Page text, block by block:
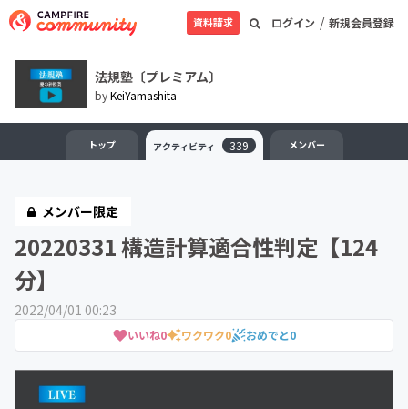
ログイン / 新規会員登録
資料請求
法規塾〔プレミアム〕
byKeiYamashita
トップ アクティビティ 339 メンバー
メンバー限定
20220331 構造計算適合性判定【124
分】
2022/04/01 00:23
いいね0 ワクワク0 おめでと0